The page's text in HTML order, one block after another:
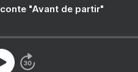
"Avant de partir"